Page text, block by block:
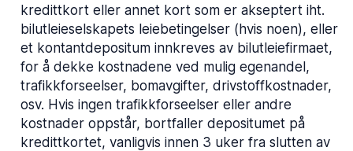
kredittkort eller annet kort som er akseptert iht.
bilutleieselskapets leiebetingelser (hvis noen), eller
et kontantdepositum innkreves av bilutleiefirmaet,
for å dekke kostnadene ved mulig egenandel,
trafikkforseelser, bomavgifter, drivstoffkostnader,
osv. Hvis ingen trafikkforseelser eller andre
kostnader oppstår, bortfaller depositumet på
kredittkortet, vanligvis innen 3 uker fra slutten av